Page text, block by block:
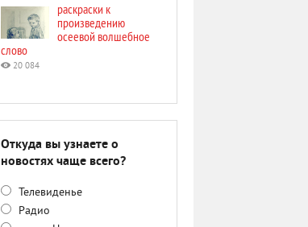
раскраски к
произведению
осеевой волшебное
слово
20 084
Откуда вы узнаете о
новостях чаще всего?
Телевиденье
Радио